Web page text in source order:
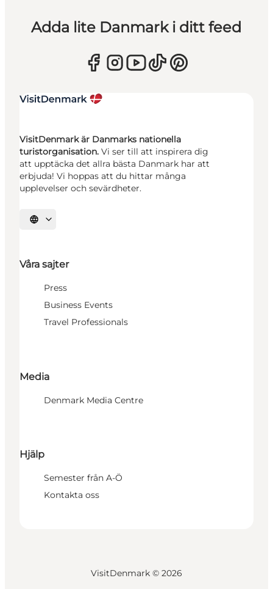
Adda lite Danmark i ditt feed
VisitDenmark är Danmarks nationella
turistorganisation. Vi ser till att inspirera dig
att upptäcka det allra bästa Danmark har att
erbjuda! Vi hoppas att du hittar många
upplevelser och sevärdheter.
Välj språk
Våra sajter
Press
Business Events
Travel Professionals
Media
Denmark Media Centre
Hjälp
Semester från A-Ö
Kontakta oss
VisitDenmark © 2026